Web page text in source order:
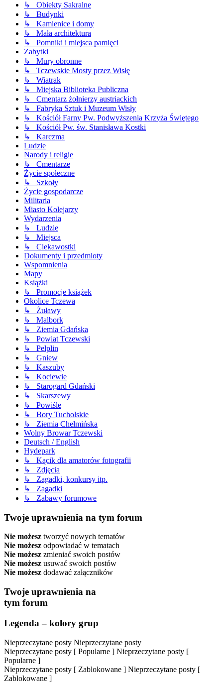
↳ Obiekty Sakralne
↳ Budynki
↳ Kamienice i domy
↳ Mała architektura
↳ Pomniki i miejsca pamięci
Zabytki
↳ Mury obronne
↳ Tczewskie Mosty przez Wisłę
↳ Wiatrak
↳ Miejska Biblioteka Publiczna
↳ Cmentarz żołnierzy austriackich
↳ Fabryka Sztuk i Muzeum Wisły
↳ Kościół Farny Pw. Podwyższenia Krzyża Świętego
↳ Kościół Pw. św. Stanisława Kostki
↳ Karczma
Ludzie
Narody i religie
↳ Cmentarze
Życie społeczne
↳ Szkoły
Życie gospodarcze
Militaria
Miasto Kolejarzy
Wydarzenia
↳ Ludzie
↳ Miejsca
↳ Ciekawostki
Dokumenty i przedmioty
Wspomnienia
Mapy
Książki
↳ Promocje książek
Okolice Tczewa
↳ Żuławy
↳ Malbork
↳ Ziemia Gdańska
↳ Powiat Tczewski
↳ Pelplin
↳ Gniew
↳ Kaszuby
↳ Kociewie
↳ Starogard Gdański
↳ Skarszewy
↳ Powiśle
↳ Bory Tucholskie
↳ Ziemia Chełmińska
Wolny Browar Tczewski
Deutsch / English
Hydepark
↳ Kącik dla amatorów fotografii
↳ Zdjęcia
↳ Zagadki, konkursy itp.
↳ Zagadki
↳ Zabawy forumowe
Twoje uprawnienia na tym forum
Nie możesz tworzyć nowych tematów
Nie możesz odpowiadać w tematach
Nie możesz zmieniać swoich postów
Nie możesz usuwać swoich postów
Nie możesz dodawać załączników
Twoje uprawnienia na
tym forum
Legenda – kolory grup
Nieprzeczytane posty Nieprzeczytane posty
Nieprzeczytane posty [ Popularne ] Nieprzeczytane posty [
Popularne ]
Nieprzeczytane posty [ Zablokowane ] Nieprzeczytane posty [
Zablokowane ]